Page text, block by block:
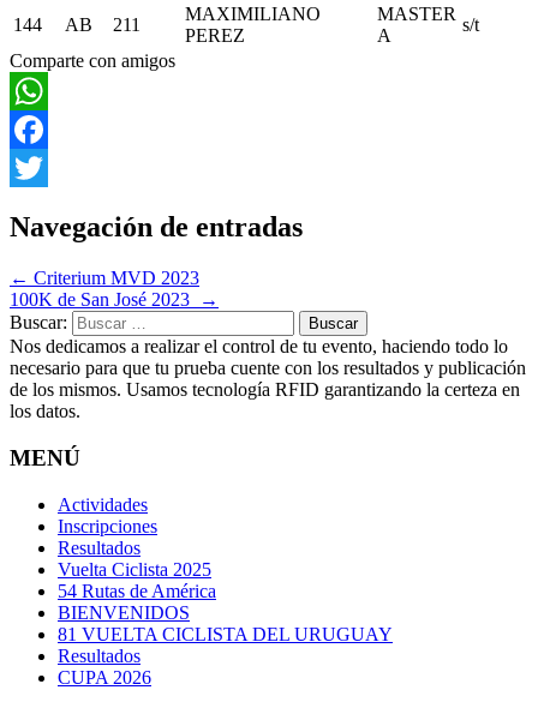
144 AB 211
MAXIMILIANO
PEREZ
MASTER
A
s/t
Comparte con amigos
WhatsApp
Facebook
Navegación de entradas
← Criterium MVD 2023
100K de San José 2023
→
Buscar:
Nos dedicamos a realizar el control de tu evento, haciendo todo lo
necesario para que tu prueba cuente con los resultados y publicación
de los mismos. Usamos tecnología RFID garantizando la certeza en
los datos.
MENÚ
Actividades
Inscripciones
Resultados
Vuelta Ciclista 2025
54 Rutas de América
BIENVENIDOS
81 VUELTA CICLISTA DEL URUGUAY
Resultados
CUPA 2026